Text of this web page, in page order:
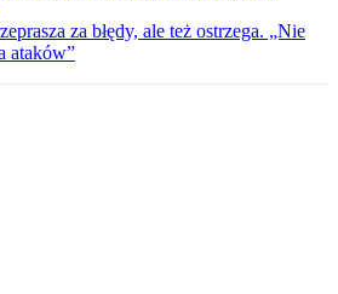
za błędy, ale też ostrzega. „Nie
ataków”